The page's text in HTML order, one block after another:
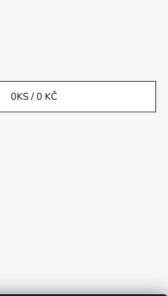
0KS /0 KČ